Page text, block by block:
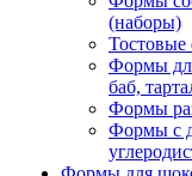
(наборы)
Тостовые
Формы
баб,
Формы
Формы с